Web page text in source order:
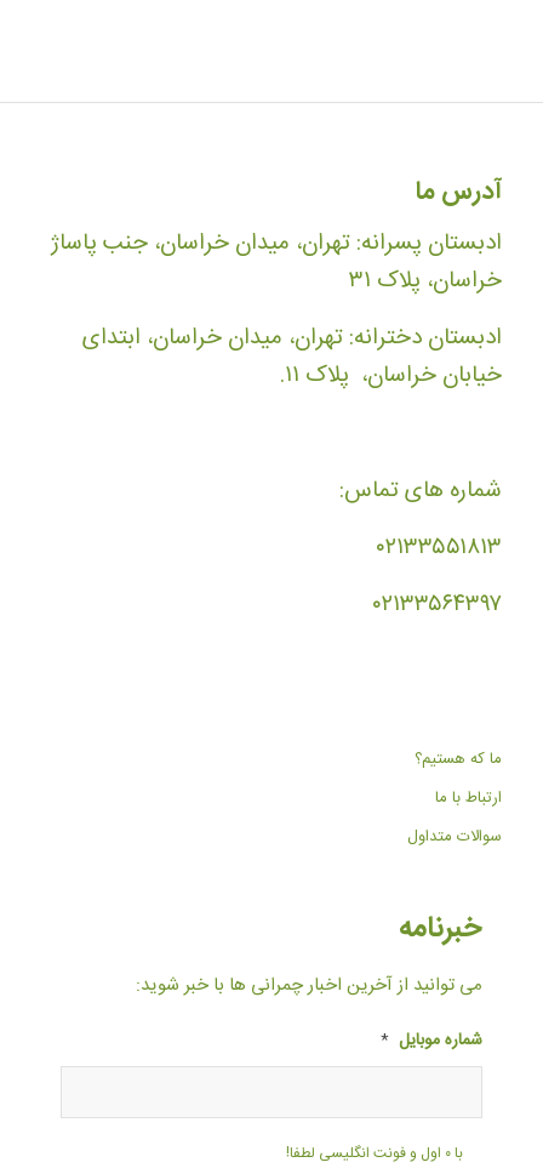
آدرس ما
ادبستان پسرانه: تهران، میدان خراسان، جنب پاساژ
خراسان، پلاک ۳۱
ادبستان دخترانه: تهران، میدان خراسان، ابتدای
خیابان خراسان، پلاک ۱۱.
شماره های تماس:
۰۲۱۳۳۵۵۱۸۱۳
۰۲۱۳۳۵۶۴۳۹۷
ما که هستیم؟
ارتباط با ما
سوالات متداول
خبرنامه
می توانید از آخرین اخبار چمرانی ها با خبر شوید:
شماره موبایل *
با ۰ اول و فونت انگلیسی لطفا!